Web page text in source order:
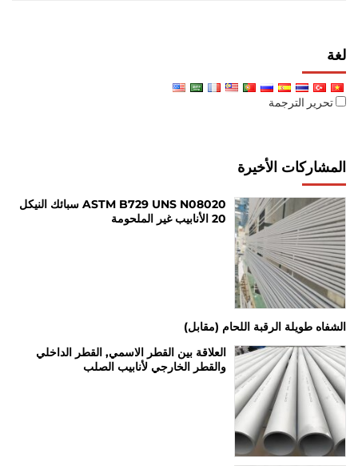
لغة
تحرير الترجمة
المشاركات الأخيرة
ASTM B729 UNS N08020 سبائك النيكل
20 الأنابيب غير الملحومة
الشفاه طويلة الرقبة اللحام (مقابل)
العلاقة بين القطر الاسمي, القطر الداخلي
والقطر الخارجي لأنابيب الصلب